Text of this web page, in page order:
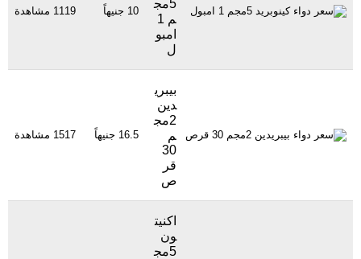
5مج
م 1
امبو
ل
10 جنيهاً 1119 مشاهدة
بيبري
دين
2مج
م
30
قر
ص
16.5 جنيهاً 1517 مشاهدة
اكنيت
ون
5مج